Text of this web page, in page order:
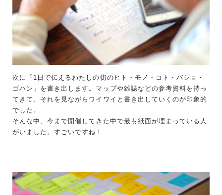
次に「1日で伝えるわたしの街のヒト・モノ・コト・バショ・
ゴハン」を書き出します。マップや雑誌などの参考資料を持っ
てきて、それを見ながらワイワイと書き出していくのが印象的
でした。
そんな中、今まで開催してきた中で最も紙面が埋まっている人
がいました。すごいですね！